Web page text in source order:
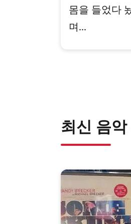
몸을 들었다
며...
최신 음악